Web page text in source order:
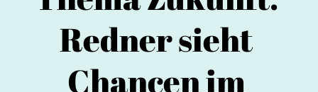
Redner sieht
Chancen im